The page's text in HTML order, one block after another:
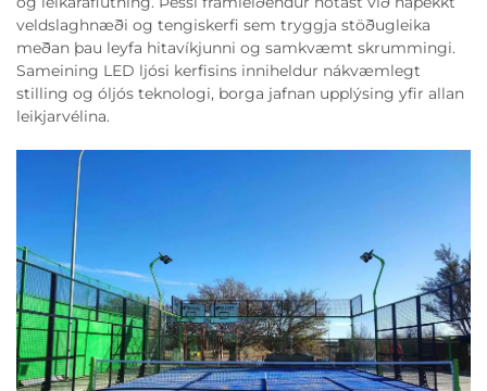
veldslaghnæði og tengiskerfi sem tryggja stöðugleika
meðan þau leyfa hitavíkjunni og samkvæmt skrummingi.
Sameining LED ljósi kerfisins inniheldur nákvæmlegt
stilling og óljós teknologi, borga jafnan upplýsing yfir allan
leikjarvélina.